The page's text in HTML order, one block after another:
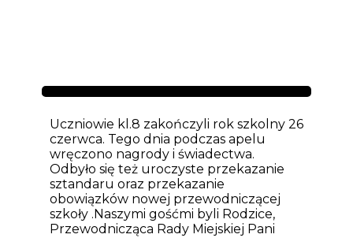
Aktualności
Uczniowie kl.8 zakończyli rok szkolny 26
czerwca. Tego dnia podczas apelu
wręczono nagrody i świadectwa.
Odbyło się też uroczyste przekazanie
sztandaru oraz przekazanie
obowiązków nowej przewodniczącej
szkoły .Naszymi gośćmi byli Rodzice,
Przewodnicząca Rady Miejskiej Pani